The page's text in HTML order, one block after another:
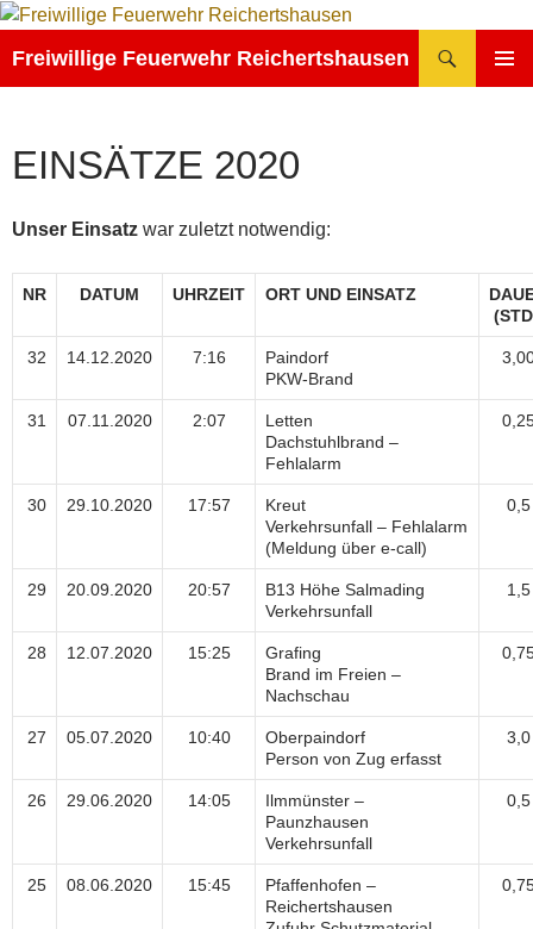
Zum
springen
Freiwillige Feuerwehr Reichertshausen
EINSÄTZE 2020
Unser Einsatz war zuletzt notwendig:
NR DATUM UHRZEIT ORT UND EINSATZ
32 14.12.2020 7:16
Paindorf
PKW-Brand
31 07.11.2020 2:07
Letten
Dachstuhlbrand –
Fehlalarm
30 29.10.2020 17:57
Kreut
Verkehrsunfall – Fehlalarm
(Meldung über e-call)
0,5
29 20.09.2020 20:57
B13 Höhe Salmading
Verkehrsunfall
1,5
28 12.07.2020 15:25
Grafing
Brand im Freien –
Nachschau
27 05.07.2020 10:40
Oberpaindorf
Person von Zug erfasst
3,0
26 29.06.2020 14:05
Ilmmünster –
Paunzhausen
Verkehrsunfall
0,5
25 08.06.2020 15:45
Pfaffenhofen –
Reichertshausen